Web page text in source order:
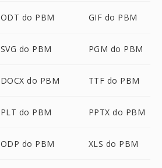
ODT do PBM GIF do PBM
SVG do PBM PGM do PBM
DOCX do PBM TTF do PBM
PLT do PBM PPTX do PBM
ODP do PBM XLS do PBM